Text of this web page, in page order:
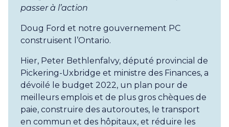
passer à l’action
Doug Ford et notre gouvernement PC
construisent l’Ontario.
Hier, Peter Bethlenfalvy, député provincial de
Pickering-Uxbridge et ministre des Finances, a
dévoilé le budget 2022, un plan pour de
meilleurs emplois et de plus gros chèques de
paie, construire des autoroutes, le transport
en commun et des hôpitaux, et réduire les